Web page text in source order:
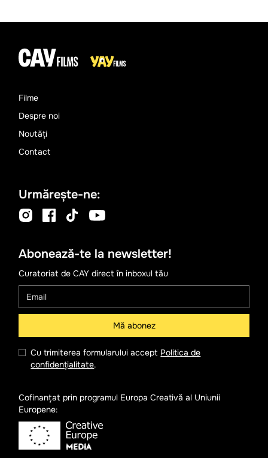
Urmărește-ne:
Abonează-te la newsletter!
Curatoriat de CAY direct în inboxul tău
Cu trimiterea formularului accept Politica de
confidențialitate.
Filme
Despre noi
Noutăți
Contact
Cofinanțat prin programul Europa Creativă al Uniunii
Europene: